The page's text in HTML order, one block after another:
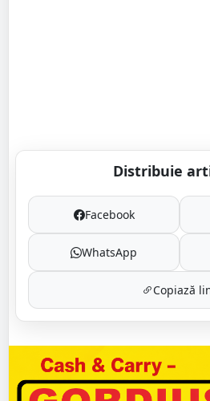
Distribuie
Facebook
WhatsApp
Copiază